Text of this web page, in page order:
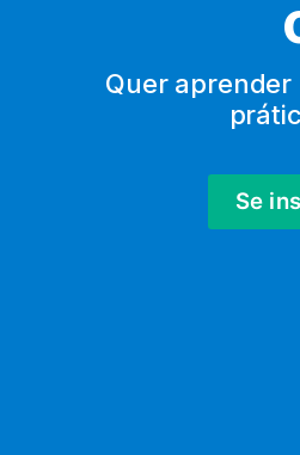
Quer aprender
Se